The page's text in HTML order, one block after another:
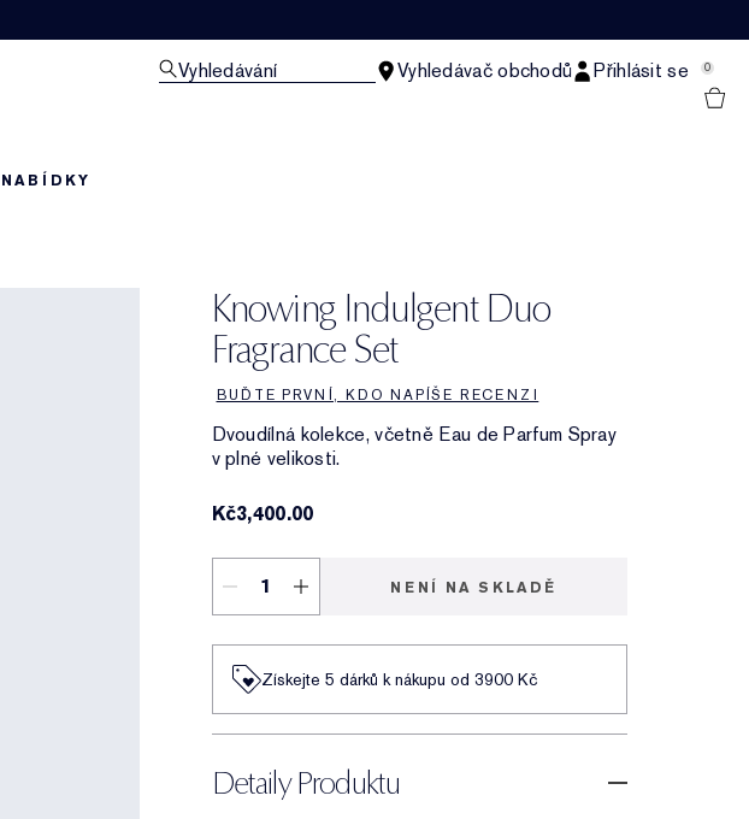
Vyhledávání Vyhledávač obchodů Přihlásit se 0
NABÍDKY
Knowing Indulgent Duo
Fragrance Set
BUĎTE PRVNÍ, KDO NAPÍŠE RECENZI
Dvoudílná kolekce, včetně Eau de Parfum Spray
v plné velikosti.
Kč3,400.00
NENÍ NA SKLADĚ
Získejte 5 dárků k nákupu od 3900 Kč
Detaily Produktu